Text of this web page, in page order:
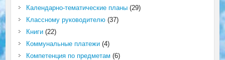
Календарно-тематические планы(29)
Классному руководителю(37)
Книги(22)
Коммунальные платежи(4)
Компетенция по предметам (6)